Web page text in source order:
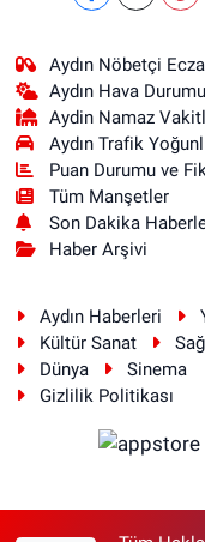
Aydın Nöbetçi
Aydın Hava Durumu
Aydin Namaz
Aydın Trafik
Puan Durumu ve
Tüm Manşetler
Son Dakika
Haber Arşivi
Aydın Haberleri
Kültür Sanat
Dünya
Sinema
Gizlilik Politikası